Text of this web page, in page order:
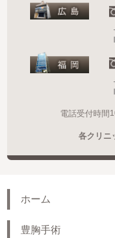
電話受付時間
各クリニ
ホーム
豊胸手術